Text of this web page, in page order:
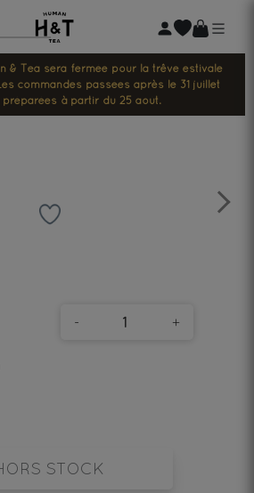
& Tea sera fermée pour la trêve estivale
commandes passées après le 31 juillet
à partir du 25 août.
Next
- +
STOCK